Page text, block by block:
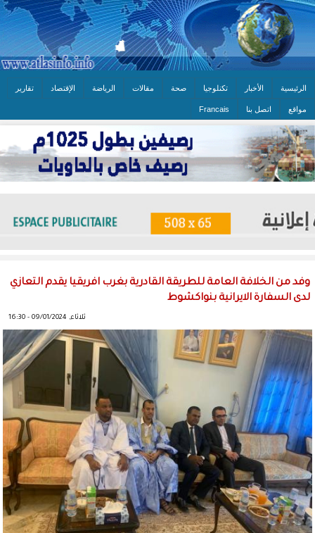
الرئيسية الأخبار تكنلوجيا صحة مقالات الرياضة الإقتصاد تقارير
مواقع اتصل بنا Francais
وفد من الخلافة العامة للطريقة القادرية بغرب افريقيا يقدم التعازي
لدى السفارة الايرانية بنواكشوط
ثلاثاء, 09/01/2024 - 16:30